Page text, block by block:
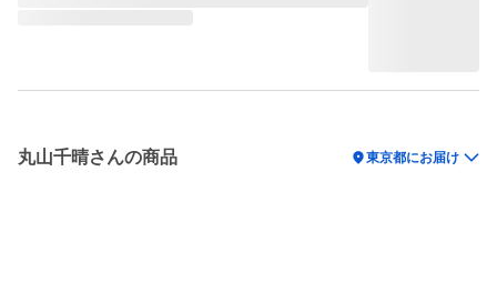
丸山千晴さんの商品 location_on東京都にお届け